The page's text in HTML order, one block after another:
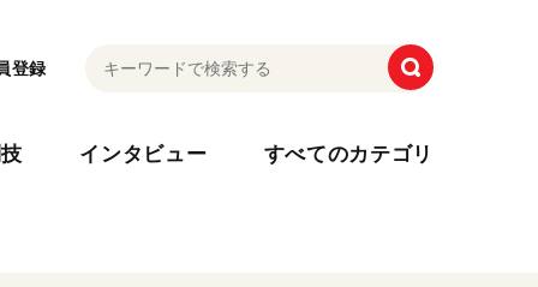
登録
インタビュー すべてのカテゴリ